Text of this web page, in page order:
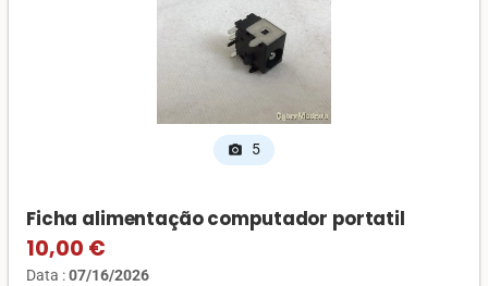
photo_camera 5
Ficha alimentação computador portatil
10,00 €
Data :07/16/2026